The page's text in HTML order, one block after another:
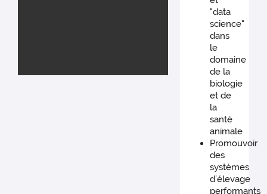
"data
science"
dans
le
domaine
de la
biologie
et de
la
santé
animale
Promouvoir
des
systèmes
d’élevage
performants